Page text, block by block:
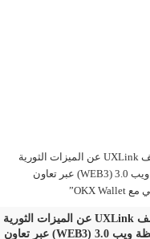
2025؟
“تكشف UXLink عن الميزات الثورية
لمحفظة ويب 3.0 (WEB3) عبر تعاون